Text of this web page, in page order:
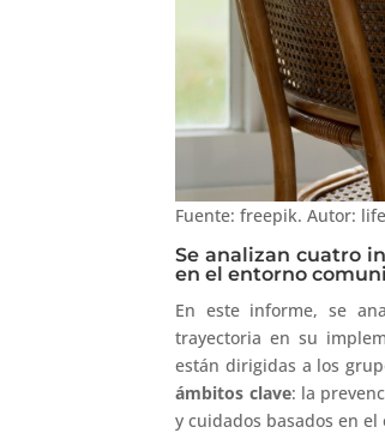
Fuente: freepik. Autor:
Se analizan cuatro
en el entorno
En este informe, se
trayectoria en su
están dirigidas a los
ámbitos clave: la
y cuidados basados en